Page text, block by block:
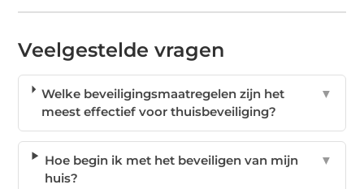
Veelgestelde vragen
Welke beveiligingsmaatregelen zijn het
meest effectief voor thuisbeveiliging?
▼
Hoe begin ik met het beveiligen van mijn
huis?
▼